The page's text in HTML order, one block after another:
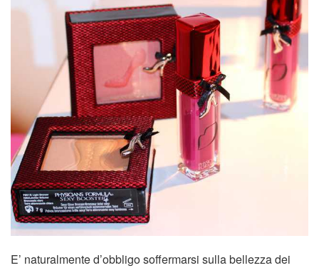
E’ naturalmente d’obbligo soffermarsi sulla bellezza dei